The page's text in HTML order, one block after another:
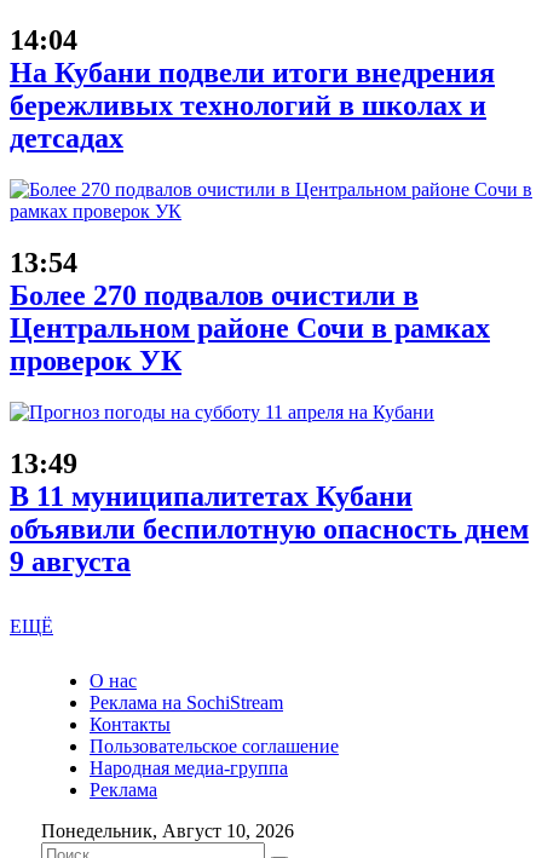
14:04
На Кубани подвели итоги внедрения
бережливых технологий в школах и
детсадах
13:54
Более 270 подвалов очистили в
Центральном районе Сочи в рамках
проверок УК
13:49
В 11 муниципалитетах Кубани
объявили беспилотную опасность днем
9 августа
ЕЩЁ
О нас
Реклама на SochiStream
Контакты
Пользовательское соглашение
Народная медиа-группа
Реклама
Понедельник, Август 10, 2026